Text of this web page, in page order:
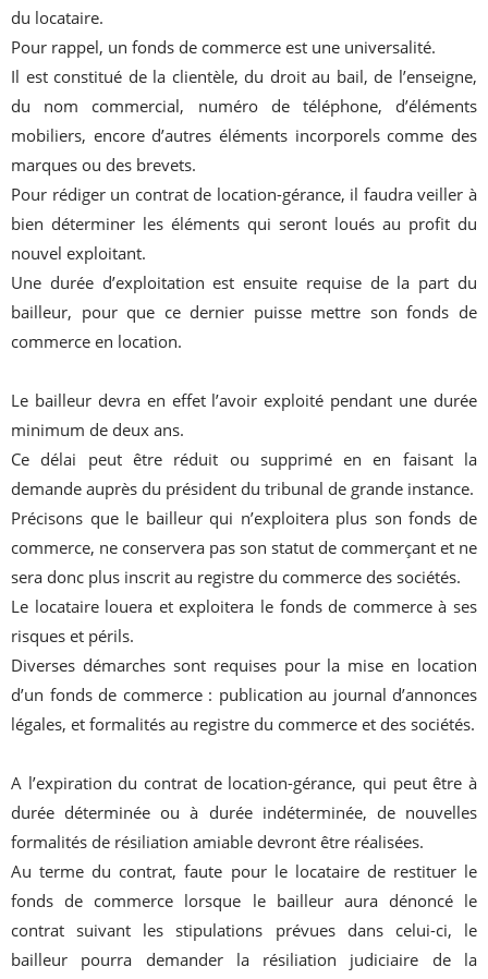
du locataire.
Pour rappel, un fonds de commerce est une universalité.
Il est constitué de la clientèle, du droit au bail, de l’enseigne,
du nom commercial, numéro de téléphone, d’éléments
mobiliers, encore d’autres éléments incorporels comme des
marques ou des brevets.
Pour rédiger un contrat de location-gérance, il faudra veiller à
bien déterminer les éléments qui seront loués au profit du
nouvel exploitant.
Une durée d’exploitation est ensuite requise de la part du
bailleur, pour que ce dernier puisse mettre son fonds de
commerce en location.
Le bailleur devra en effet l’avoir exploité pendant une durée
minimum de deux ans.
Ce délai peut être réduit ou supprimé en en faisant la
demande auprès du président du tribunal de grande instance.
Précisons que le bailleur qui n’exploitera plus son fonds de
commerce, ne conservera pas son statut de commerçant et ne
sera donc plus inscrit au registre du commerce des sociétés.
Le locataire louera et exploitera le fonds de commerce à ses
risques et périls.
Diverses démarches sont requises pour la mise en location
d’un fonds de commerce : publication au journal d’annonces
légales, et formalités au registre du commerce et des sociétés.
A l’expiration du contrat de location-gérance, qui peut être à
durée déterminée ou à durée indéterminée, de nouvelles
formalités de résiliation amiable devront être réalisées.
Au terme du contrat, faute pour le locataire de restituer le
fonds de commerce lorsque le bailleur aura dénoncé le
contrat suivant les stipulations prévues dans celui-ci, le
bailleur pourra demander la résiliation judiciaire de la